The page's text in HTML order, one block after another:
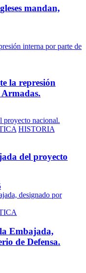
mandan,
la represión
HISTORIA
del proyecto
Embajada,
de Defensa.